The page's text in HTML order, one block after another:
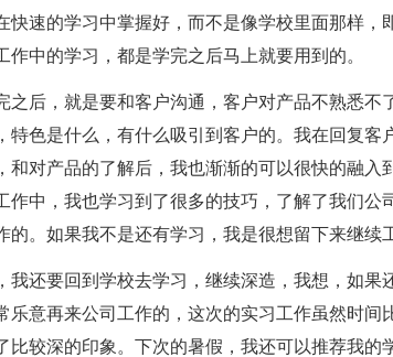
快速的学习中掌握好，而不是像学校里面那样，
作中的学习，都是学完之后马上就要用到的。
之后，就是要和客户沟通，客户对产品不熟悉不
特色是什么，有什么吸引到客户的。我在回复客
和对产品的了解后，我也渐渐的可以很快的融入
作中，我也学习到了很多的技巧，了解了我们公
的。如果我不是还有学习，我是很想留下来继续
我还要回到学校去学习，继续深造，我想，如果
乐意再来公司工作的，这次的实习工作虽然时间
比较深的印象。下次的暑假，我还可以推荐我的